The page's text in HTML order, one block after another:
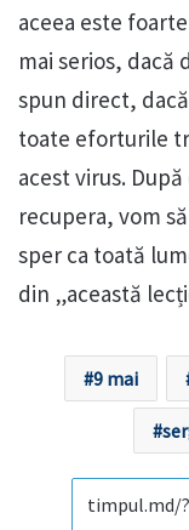
aceea este
mai serios, dacă
spun direct,
toate eforturile
acest virus.
recupera, vom
sper ca toată
din „această
9 mai